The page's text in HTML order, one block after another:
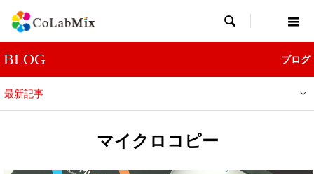

BLOG ブログ
最新記事
マイクロコピー